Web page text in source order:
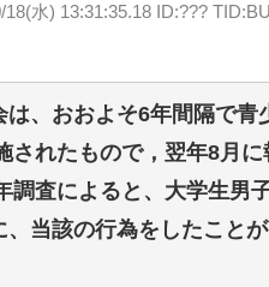
18(水) 13:31:35.18 ID:???
は、おおよそ6年間隔で
されたもので，翌年8月
調査によると、大学生男
、当該の行為をしたこと